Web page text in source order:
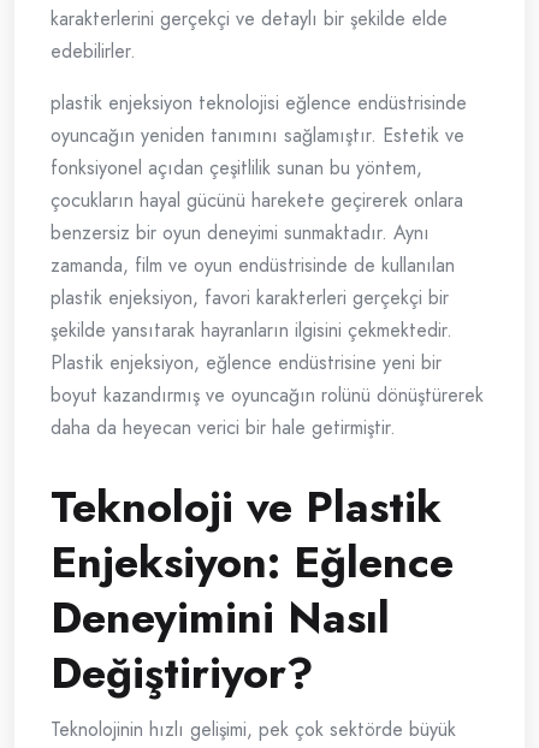
karakterlerini gerçekçi ve detaylı bir şekilde elde
edebilirler.
plastik enjeksiyon teknolojisi eğlence endüstrisinde
oyuncağın yeniden tanımını sağlamıştır. Estetik ve
fonksiyonel açıdan çeşitlilik sunan bu yöntem,
çocukların hayal gücünü harekete geçirerek onlara
benzersiz bir oyun deneyimi sunmaktadır. Aynı
zamanda, film ve oyun endüstrisinde de kullanılan
plastik enjeksiyon, favori karakterleri gerçekçi bir
şekilde yansıtarak hayranların ilgisini çekmektedir.
Plastik enjeksiyon, eğlence endüstrisine yeni bir
boyut kazandırmış ve oyuncağın rolünü dönüştürerek
daha da heyecan verici bir hale getirmiştir.
Teknoloji ve Plastik
Enjeksiyon: Eğlence
Deneyimini Nasıl
Değiştiriyor?
Teknolojinin hızlı gelişimi, pek çok sektörde büyük